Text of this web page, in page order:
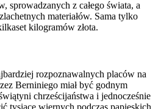
sprowadzanych z całego świata, a
materiałów. Sama tylko
kilogramów złota.
rozpoznawalnych placów na
Berniniego miał być godnym
chrześcijaństwa i jednocześnie